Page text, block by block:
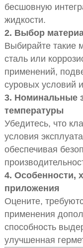
бесшовную
жидкости.
2. Выбор
Выбирайте такие
сталь или
применений,
суровых условий
3. Номинальные
температуры
Убедитесь, что
условия
обеспечивая
4. Особенности,
приложения
Оцените,
применения
способность
улучшенная